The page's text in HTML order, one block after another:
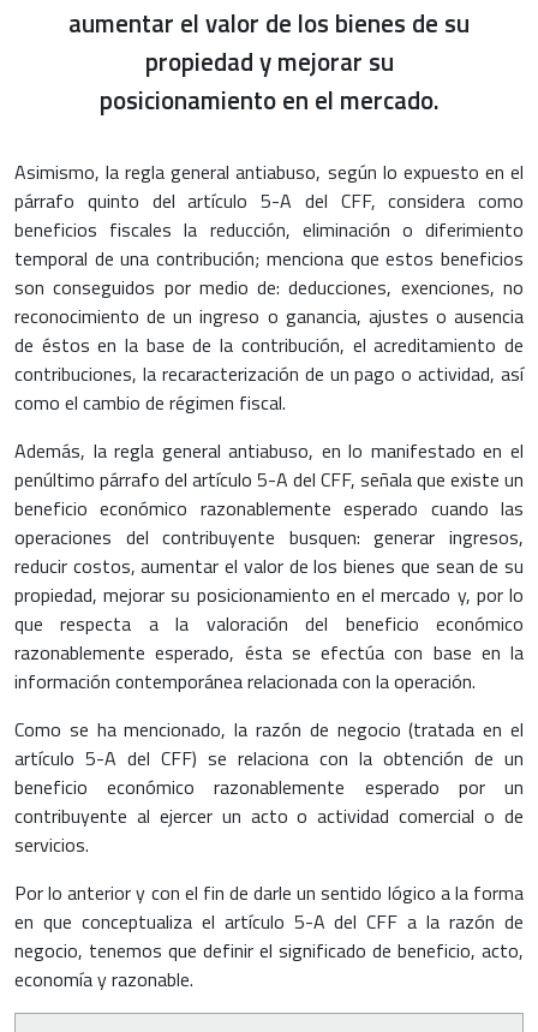
aumentar el valor de los bienes de su
propiedad y mejorar su
posicionamiento en el mercado.
Asimismo, la regla general antiabuso, según lo expuesto en el
párrafo quinto del artículo 5-A del CFF, considera como
beneficios fiscales la reducción, eliminación o diferimiento
temporal de una contribución; menciona que estos beneficios
son conseguidos por medio de: deducciones, exenciones, no
reconocimiento de un ingreso o ganancia, ajustes o ausencia
de éstos en la base de la contribución, el acreditamiento de
contribuciones, la recaracterización de un pago o actividad, así
como el cambio de régimen fiscal.
Además, la regla general antiabuso, en lo manifestado en el
penúltimo párrafo del artículo 5-A del CFF, señala que existe un
beneficio económico razonablemente esperado cuando las
operaciones del contribuyente busquen: generar ingresos,
reducir costos, aumentar el valor de los bienes que sean de su
propiedad, mejorar su posicionamiento en el mercado y, por lo
que respecta a la valoración del beneficio económico
razonablemente esperado, ésta se efectúa con base en la
información contemporánea relacionada con la operación.
Como se ha mencionado, la razón de negocio (tratada en el
artículo 5-A del CFF) se relaciona con la obtención de un
beneficio económico razonablemente esperado por un
contribuyente al ejercer un acto o actividad comercial o de
servicios.
Por lo anterior y con el fin de darle un sentido lógico a la forma
en que conceptualiza el artículo 5-A del CFF a la razón de
negocio, tenemos que definir el significado de beneficio, acto,
economía y razonable.